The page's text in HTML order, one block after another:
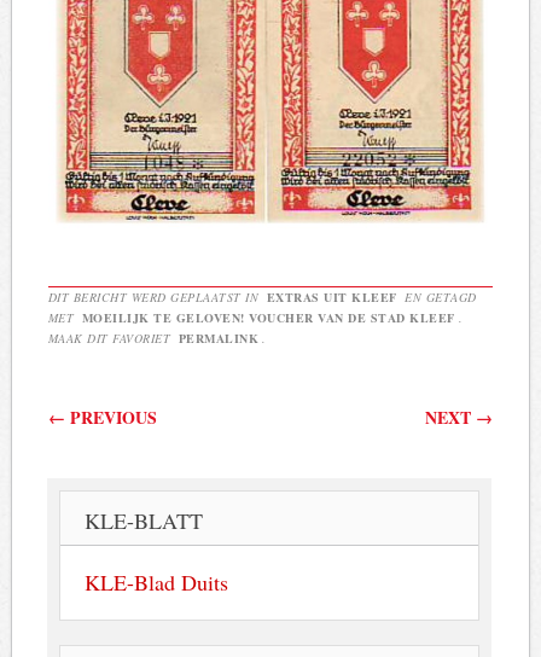
DIT BERICHT WERD GEPLAATST IN EXTRAS UIT KLEEF EN GETAGD
MET MOEILIJK TE GELOVEN! VOUCHER VAN DE STAD KLEEF .
MAAK DIT FAVORIET PERMALINK .
Berichtnavigatie
← PREVIOUS NEXT →
KLE-BLATT
KLE-Blad Duits